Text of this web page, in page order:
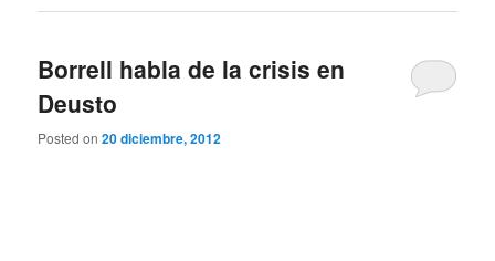
Borrell habla de la crisis en
Deusto
Posted on20 diciembre, 2012